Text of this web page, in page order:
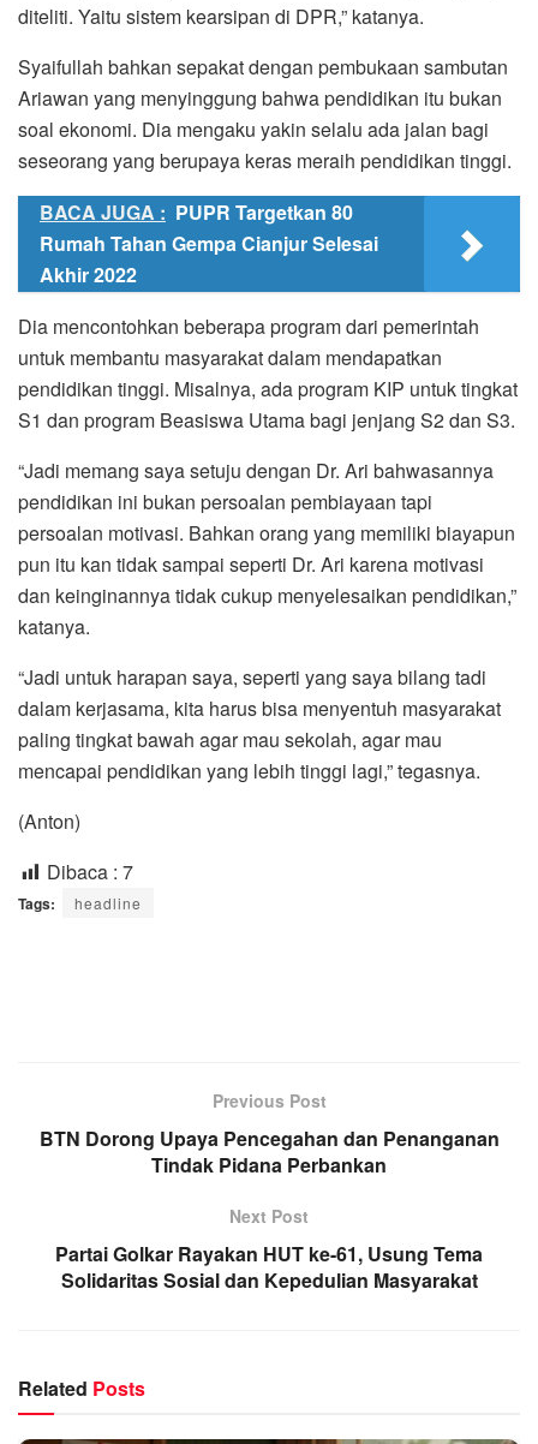
diteliti. Yaitu sistem kearsipan di DPR,” katanya.
Syaifullah bahkan sepakat dengan pembukaan sambutan
Ariawan yang menyinggung bahwa pendidikan itu bukan
soal ekonomi. Dia mengaku yakin selalu ada jalan bagi
seseorang yang berupaya keras meraih pendidikan tinggi.
BACA JUGA : PUPR Targetkan 80
Rumah Tahan Gempa Cianjur Selesai
Akhir 2022
Dia mencontohkan beberapa program dari pemerintah
untuk membantu masyarakat dalam mendapatkan
pendidikan tinggi. Misalnya, ada program KIP untuk tingkat
S1 dan program Beasiswa Utama bagi jenjang S2 dan S3.
“Jadi memang saya setuju dengan Dr. Ari bahwasannya
pendidikan ini bukan persoalan pembiayaan tapi
persoalan motivasi. Bahkan orang yang memiliki biayapun
pun itu kan tidak sampai seperti Dr. Ari karena motivasi
dan keinginannya tidak cukup menyelesaikan pendidikan,”
katanya.
“Jadi untuk harapan saya, seperti yang saya bilang tadi
dalam kerjasama, kita harus bisa menyentuh masyarakat
paling tingkat bawah agar mau sekolah, agar mau
mencapai pendidikan yang lebih tinggi lagi,” tegasnya.
(Anton)
Dibaca : 7
Tags: headline
Previous Post
BTN Dorong Upaya Pencegahan dan Penanganan
Tindak Pidana Perbankan
Next Post
Partai Golkar Rayakan HUT ke-61, Usung Tema
Solidaritas Sosial dan Kepedulian Masyarakat
Related Posts